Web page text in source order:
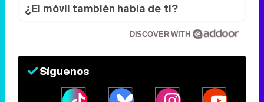
¿El móvil también habla de ti?
DISCOVER WITH
Síguenos